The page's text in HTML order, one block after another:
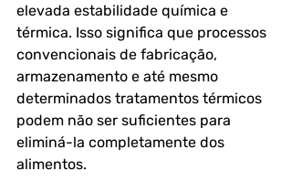
elevada estabilidade química e
térmica. Isso significa que processos
convencionais de fabricação,
armazenamento e até mesmo
determinados tratamentos térmicos
podem não ser suficientes para
eliminá-la completamente dos
alimentos.